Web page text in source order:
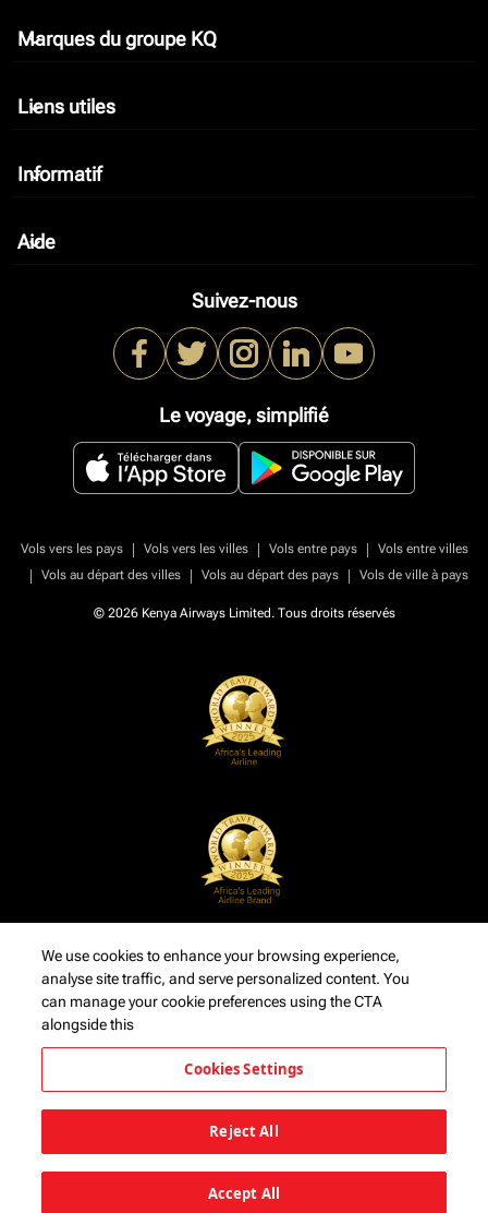
Marques du groupe KQ
keyboard_arrow_down
Liens utiles
keyboard_arrow_down
Informatif
keyboard_arrow_down
Aide
keyboard_arrow_down
Suivez-nous
Le voyage, simplifié
Vols vers les pays | Vols vers les villes | Vols entre pays |
Vols entre villes
|
Vols au départ des villes | Vols au départ des pays | Vols de ville à pays
© 2026 Kenya Airways Limited. Tous droits réservés
We use cookies to enhance your browsing experience,
analyse site traffic, and serve personalized content. You
can manage your cookie preferences using the CTA
alongside this
Cookies Settings
Reject All
Accept All